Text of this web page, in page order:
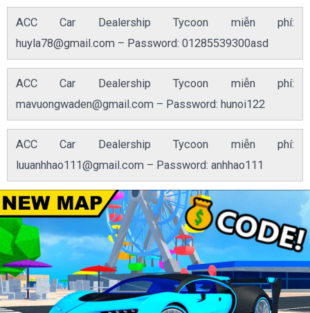
ACC Car Dealership Tycoon miễn phí:
huyla78@gmail.com – Password: 01285539300asd
ACC Car Dealership Tycoon miễn phí:
mavuongwaden@gmail.com – Password: hunoi122
ACC Car Dealership Tycoon miễn phí:
luuanhhao111@gmail.com – Password: anhhao111